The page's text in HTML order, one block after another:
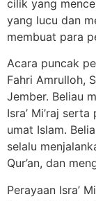
cilik yang
yang lucu dan
membuat para
Acara puncak
Fahri Amrulloh,
Jember. Beliau
Isra’ Mi’raj
umat Islam.
selalu
Qur’an, dan
Perayaan Isra’